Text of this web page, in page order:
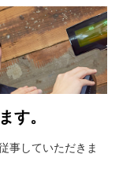
す。
事していただきま